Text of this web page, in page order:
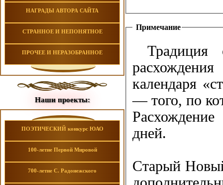
НАГРАДЫ АВТОРА САЙТА
СТРАННОЕ И НЕПОНЯТНОЕ
ПРОЧЕЕ И НЕРАЗОБРАННОЕ
Наши проекты:
ПОЭТИЧЕСКИЙ конкурс ЮАО
100-летие Первой Мировой
700-летие С. Радонежского
Примечание
календаря
— того, по
дней.
Старый